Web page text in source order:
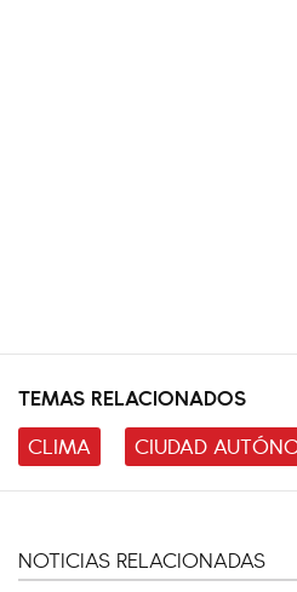
TEMAS RELACIONADOS
CLIMA
CIUDAD
NOTICIAS RELACIONADAS